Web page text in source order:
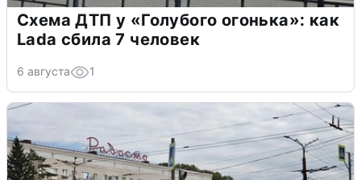
Схема ДТП у «Голубого огонька»: как
Lada сбила 7 человек
6 августа 1